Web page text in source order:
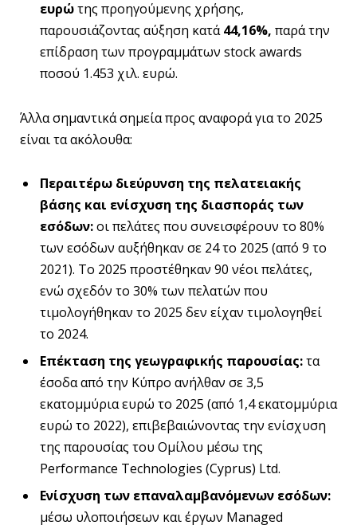
ευρώτης προηγούμενης χρήσης,
παρουσιάζοντας αύξηση κατά44,16%, παρά την
επίδραση των προγραμμάτων stock awards
ποσού 1.453 χιλ. ευρώ.
Άλλα σημαντικά σημεία προς αναφορά για το 2025
είναι τα ακόλουθα:
Περαιτέρω διεύρυνση της πελατειακής
βάσης και ενίσχυση της διασποράς των
εσόδων:οι πελάτες που συνεισφέρουν το 80%
των εσόδων αυξήθηκαν σε 24 το 2025 (από 9 το
2021). Το 2025 προστέθηκαν 90 νέοι πελάτες,
ενώ σχεδόν το 30% των πελατών που
τιμολογήθηκαν το 2025 δεν είχαν τιμολογηθεί
το 2024.
Επέκταση της γεωγραφικής παρουσίας:τα
έσοδα από την Κύπρο ανήλθαν σε 3,5
εκατομμύρια ευρώ το 2025 (από 1,4 εκατομμύρια
ευρώ το 2022), επιβεβαιώνοντας την ενίσχυση
της παρουσίας του Ομίλου μέσω της
Performance Technologies (Cyprus) Ltd.
Ενίσχυση των επαναλαμβανόμενων εσόδων:
μέσω υλοποιήσεων και έργων Managed